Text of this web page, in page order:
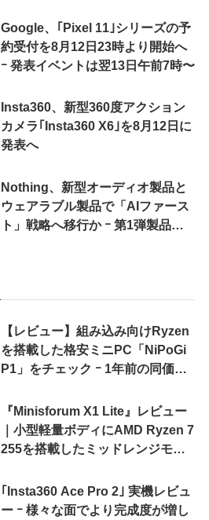
Google、｢Pixel 11｣シリーズの予
約受付を8月12日23時より開始へ
ｰ 発表イベントは翌13日午前7時〜
Insta360、新型360度アクション
カメラ｢Insta360 X6｣を8月12日に
発表へ
Nothing、新型オーディオ製品と
ウェアラブル製品で「AIファース
ト」戦略へ移行か ｰ 第1弾製品は
【レビュー】組み込み向けRyzen
を搭載した格安ミニPC「NiPoGi
P1」をチェック ｰ 1年前の同価格
『Minisforum X1 Lite』レビュー
｜小型軽量ボディにAMD Ryzen 7
255を搭載したミッドレンジモデ
｢Insta360 Ace Pro 2｣ 実機レビュ
ー ｰ 様々な面でより完成度が増し